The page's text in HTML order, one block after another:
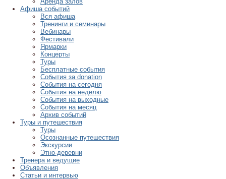
Афиша событий
Вся афиша
Тренинги и семинары
Вебинары
Фестивали
Ярмарки
Концерты
Туры
Бесплатные события
События за donation
События на сегодня
События на неделю
События на выходные
События на месяц
Архив событий
Туры и путешествия
Туры
Осознанные путешествия
Экскурсии
Этно-деревни
Тренера и ведущие
Объявления
Статьи и интервью